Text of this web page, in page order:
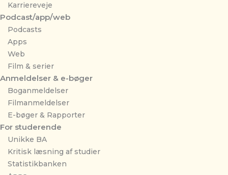
Karriereveje
Podcast/app/web
Podcasts
Apps
Web
Film & serier
Anmeldelser & e-bøger
Boganmeldelser
Filmanmeldelser
E-bøger & Rapporter
For studerende
Unikke BA
Kritisk læsning af studier
Statistikbanken